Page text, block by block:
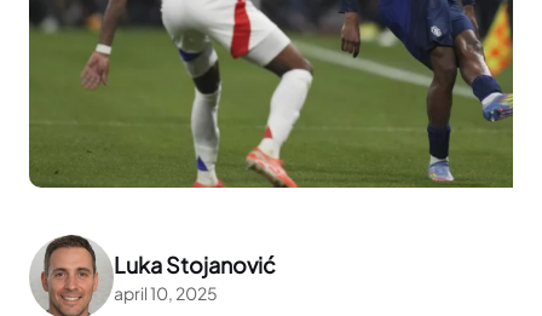
Luka Stojanović
april 10, 2025